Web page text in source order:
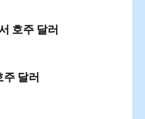
호주 달러
달러